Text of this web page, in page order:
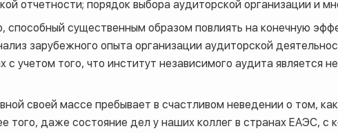
отчетности; порядок выбора аудиторской организации и
существенным образом повлиять на конечную
зарубежного опыта организации аудиторской
с учетом того, что институт независимого аудита является
своей массе пребывает в счастливом неведении о том,
того, даже состояние дел у наших коллег в странах ЕАЭС, с